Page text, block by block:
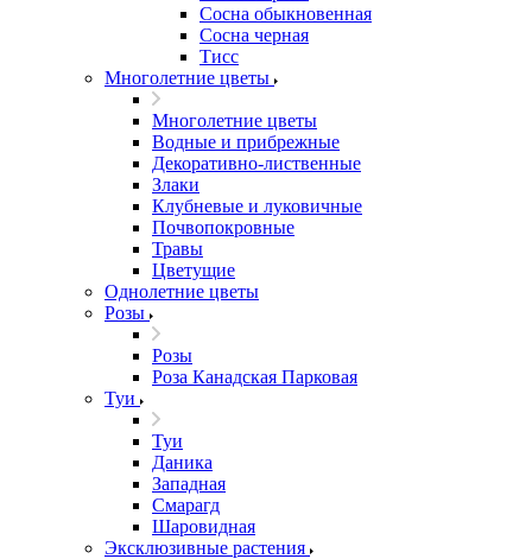
Сосна обыкновенная
Сосна черная
Тисс
Многолетние цветы
Многолетние цветы
Водные и прибрежные
Декоративно-лиственные
Злаки
Клубневые и луковичные
Почвопокровные
Травы
Цветущие
Однолетние цветы
Розы
Розы
Роза Канадская Парковая
Туи
Туи
Даника
Западная
Смарагд
Шаровидная
Эксклюзивные растения